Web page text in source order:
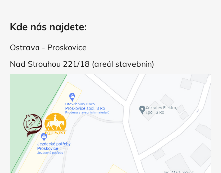
Kde nás najdete:
Ostrava - Proskovice
Nad Strouhou 221/18 (areál stavebnin)